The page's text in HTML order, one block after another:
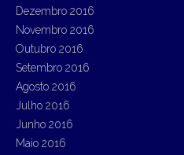
Dezembro 2016
Novembro 2016
Outubro 2016
Setembro 2016
Agosto 2016
Julho 2016
Junho 2016
Maio 2016